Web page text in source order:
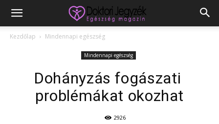
Kezdőlap Mindennapi egészség
Mindennapi egészség
Dohányzás fogászati ​​
problémákat okozhat
2926